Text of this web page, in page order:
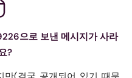
으로 보낸 메시지가 사라
?